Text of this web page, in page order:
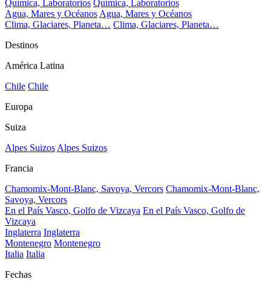
Química, Laboratorios Química, Laboratorios
Agua, Mares y OcéanosAgua, Mares y Océanos
Clima, Glaciares, Planeta… Clima, Glaciares, Planeta…
Destinos
América Latina
Chile Chile
Europa
Suiza
Alpes SuizosAlpes Suizos
Francia
Chamomix-Mont-Blanc, Savoya, Vercors Chamomix-Mont-Blanc,
Savoya, Vercors
En el País Vasco, Golfo de Vizcaya En el País Vasco, Golfo de
Vizcaya
Inglaterra Inglaterra
Montenegro Montenegro
Italia Italia
Fechas